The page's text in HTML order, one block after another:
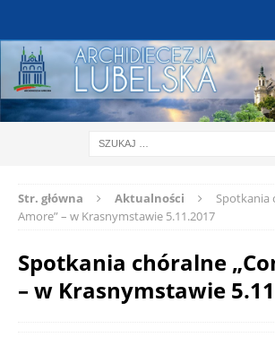
Str. główna Aktualności
Spotkania
Amore” – w Krasnymstawie 5.11.2017
Spotkania chóralne
– w Krasnymstawie